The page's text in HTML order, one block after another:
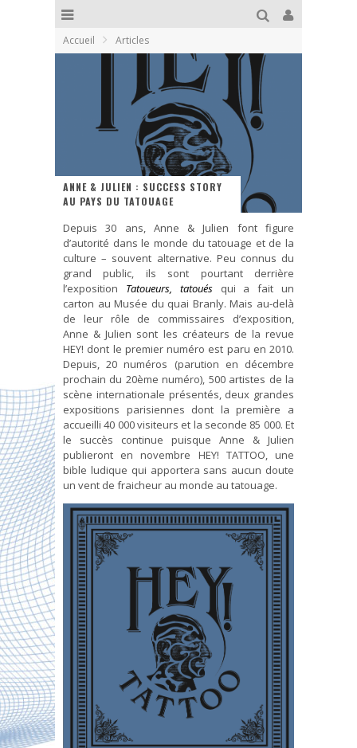
Accueil Articles
ANNE & JULIEN : SUCCESS STORY
AU PAYS DU TATOUAGE
Depuis 30 ans, Anne & Julien font figure
d’autorité dans le monde du tatouage et de la
culture – souvent alternative. Peu connus du
grand public, ils sont pourtant derrière
l’exposition Tatoueurs, tatouésqui a fait un
carton au Musée du quai Branly. Mais au-delà
de leur rôle de commissaires d’exposition,
Anne & Julien sont les créateurs de la revue
HEY! dont le premier numéro est paru en 2010.
Depuis, 20 numéros (parution en décembre
prochain du 20ème numéro), 500 artistes de la
scène internationale présentés, deux grandes
expositions parisiennes dont la première a
accueilli 40 000 visiteurs et la seconde 85 000. Et
le succès continue puisque Anne & Julien
publieront en novembre HEY! TATTOO, une
bible ludique qui apportera sans aucun doute
un vent de fraicheur au monde au tatouage.